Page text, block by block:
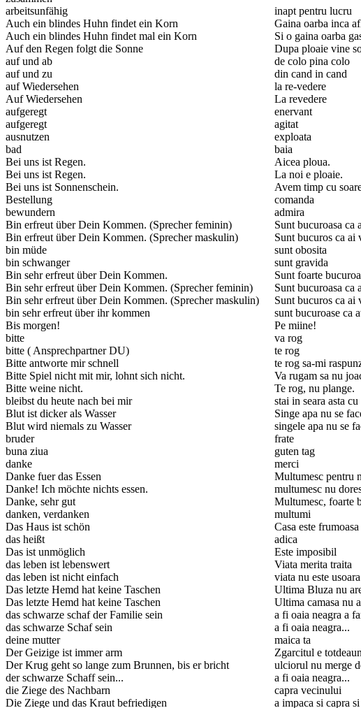
arbeitsunfähig inapt pentru lucru
Auch ein blindes Huhn findet ein Korn
Gaina oarba inca
Auch ein blindes Huhn findet mal ein Korn
Si o gaina oarba
Auf den Regen folgt die Sonne
Dupa ploaie vine
auf und ab
de colo pina colo
auf und zu
din cand in cand
auf Wiedersehen
la re-vedere
Auf Wiedersehen
La revedere
aufgeregt
enervant
aufgeregt
agitat
ausnutzen
exploata
bad
baia
Bei uns ist Regen.
Aicea ploua.
Bei uns ist Regen.
La noi e ploaie.
Bei uns ist Sonnenschein.
Avem timp cu
Bestellung
comanda
bewundern
admira
Bin erfreut über Dein Kommen. (Sprecher feminin)
Sunt bucuroasa ca
Bin erfreut über Dein Kommen. (Sprecher maskulin)
Sunt bucuros ca ai
bin müde
sunt obosita
bin schwanger
sunt gravida
Bin sehr erfreut über Dein Kommen.
Sunt foarte
Bin sehr erfreut über Dein Kommen. (Sprecher feminin)
Sunt bucuroasa ca
Bin sehr erfreut über Dein Kommen. (Sprecher maskulin)
Sunt bucuros ca ai
bin sehr erfreut über ihr kommen
sunt bucuroase ca
Bis morgen!
Pe miine!
bitte
va rog
bitte ( Ansprechpartner DU)
te rog
Bitte antworte mir schnell
te rog sa-mi
Bitte Spiel nicht mit mir, lohnt sich nicht.
Va rugam sa nu
Bitte weine nicht.
Te rog, nu plange.
bleibst du heute nach bei mir
stai in seara asta
Blut ist dicker als Wasser
Singe apa nu se
Blut wird niemals zu Wasser
singele apa nu se
bruder
frate
buna ziua
guten tag
danke
merci
Danke fuer das Essen
Multumesc pentru
Danke! Ich möchte nichts essen.
multumesc nu
Danke, sehr gut
Multumesc, foarte
danken, verdanken
multumi
Das Haus ist schön
Casa este frumoasa
das heißt
adica
Das ist unmöglich
Este imposibil
das leben ist lebenswert
Viata merita traita
das leben ist nicht einfach
viata nu este usoara
Das letzte Hemd hat keine Taschen
Ultima Bluza nu
Das letzte Hemd hat keine Taschen
Ultima camasa nu
das schwarze schaf der Familie sein
a fi oaia neagra a
das schwarze Schaf sein
a fi oaia neagra...
deine mutter
maica ta
Der Geizige ist immer arm
Zgarcitul e
Der Krug geht so lange zum Brunnen, bis er bricht
ulciorul nu merge
der schwarze Schaff sein...
a fi oaia neagra...
die Ziege des Nachbarn
capra vecinului
Die Ziege und das Kraut befriedigen
a impaca si capra